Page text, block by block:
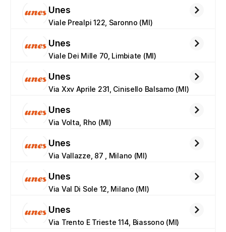
Unes
Viale Prealpi 122, Saronno (MI)
Unes
Viale Dei Mille 70, Limbiate (MI)
Unes
Via Xxv Aprile 231, Cinisello Balsamo (MI)
Unes
Via Volta, Rho (MI)
Unes
Via Vallazze, 87 , Milano (MI)
Unes
Via Val Di Sole 12, Milano (MI)
Unes
Via Trento E Trieste 114, Biassono (MI)